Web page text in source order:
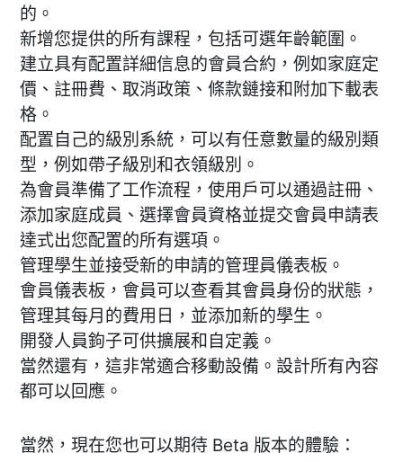
的。
新增您提供的所有課程，包括可選年齡範圍。
建立具有配置詳細信息的會員合約，例如家庭定
價、註冊費、取消政策、條款鏈接和附加下載表
格。
配置自己的級別系統，可以有任意數量的級別類
型，例如帶子級別和衣領級別。
為會員準備了工作流程，使用戶可以通過註冊、
添加家庭成員、選擇會員資格並提交會員申請表
達式出您配置的所有選項。
管理學生並接受新的申請的管理員儀表板。
會員儀表板，會員可以查看其會員身份的狀態，
管理其每月的費用日，並添加新的學生。
開發人員鉤子可供擴展和自定義。
當然還有，這非常適合移動設備。設計所有內容
都可以回應。
當然，現在您也可以期待 Beta 版本的體驗：